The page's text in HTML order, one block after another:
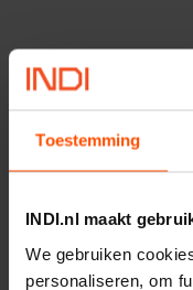
Toestemming
INDI.nl maakt
We gebruiken
personaliseren, om